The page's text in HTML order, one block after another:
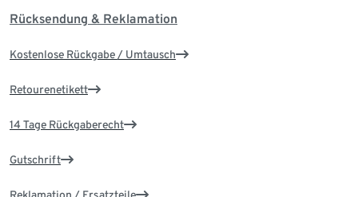
Rücksendung & Reklamation
Kostenlose Rückgabe / Umtausch
Retourenetikett
14 Tage Rückgaberecht
Gutschrift